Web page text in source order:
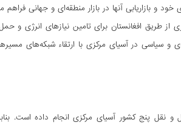
و بازاریابی آنها در بازار منطقه‌ای و جهانی
طریق افغانستان برای تامین نیازهای انرژی و
و سیاسی در آسیای مرکزی با ارتقاء شبکه‌های
و حمل و نقل پنج کشور آسیای مرکزی انجام داده